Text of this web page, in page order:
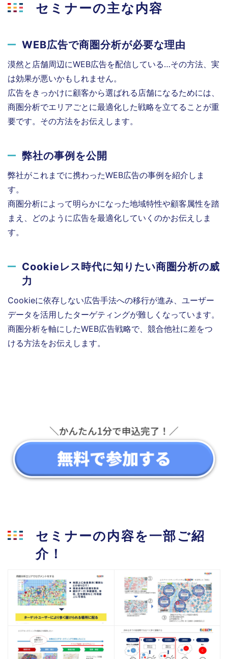
セミナーの主な内容
WEB広告で商圏分析が必要な理由
漠然と店舗周辺にWEB広告を配信している…その方法、実
は効果が悪いかもしれません。
広告をきっかけに顧客から選ばれる店舗になるためには、
商圏分析でエリアごとに最適化した戦略を立てることが重
要です。その方法をお伝えします。
弊社の事例を公開
弊社がこれまでに携わったWEB広告の事例を紹介しま
す。
商圏分析によって明らかになった地域特性や顧客属性を踏
まえ、どのように広告を最適化していくのかお伝えしま
す。
Cookieレス時代に知りたい商圏分析の威
力
Cookieに依存しない広告手法への移行が進み、ユーザー
データを活用したターゲティングが難しくなっています。
商圏分析を軸にしたWEB広告戦略で、競合他社に差をつ
ける方法をお伝えします。
セミナーの内容を一部ご紹
介！